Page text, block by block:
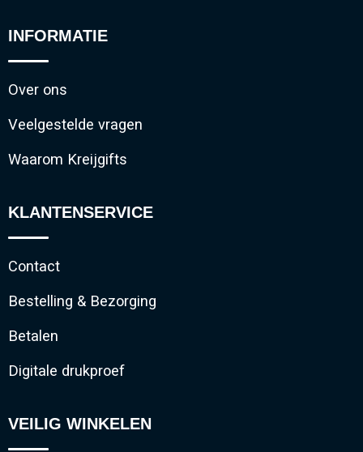
INFORMATIE
Over ons
Veelgestelde vragen
Waarom Kreijgifts
KLANTENSERVICE
Contact
Bestelling & Bezorging
Betalen
Digitale drukproef
VEILIG WINKELEN